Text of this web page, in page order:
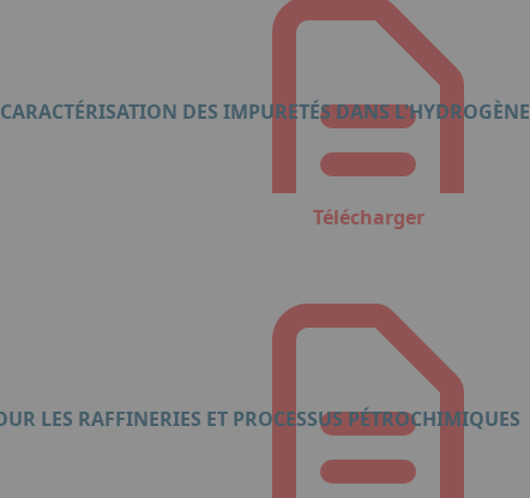
DES IMPURETÉS DANS L'HYDROGÈNE
Télécharger
LES RAFFINERIES ET PROCESSUS PÉTROCHIMIQUES